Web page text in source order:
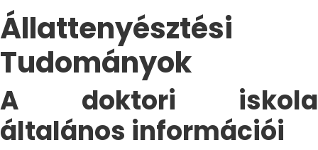
Állattenyésztési
Tudományok
A doktori iskola
általános információi